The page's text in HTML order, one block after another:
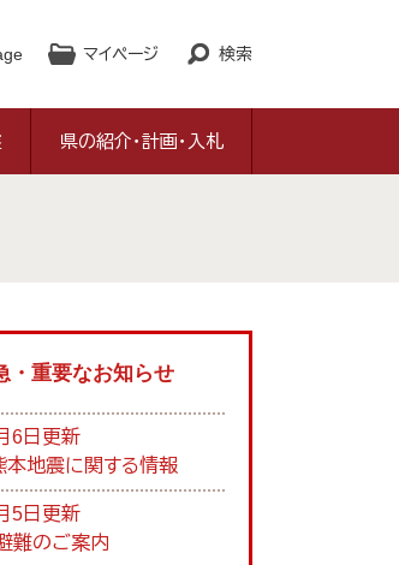
マイページ 検索
県の紹介・計画・入札
・重要なお知らせ
6日更新
本地震に関する情報
5日更新
難のご案内